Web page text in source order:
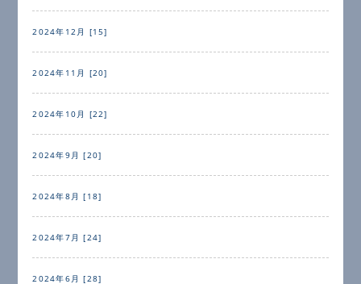
2024年12月 [15]
2024年11月 [20]
2024年10月 [22]
2024年9月 [20]
2024年8月 [18]
2024年7月 [24]
2024年6月 [28]